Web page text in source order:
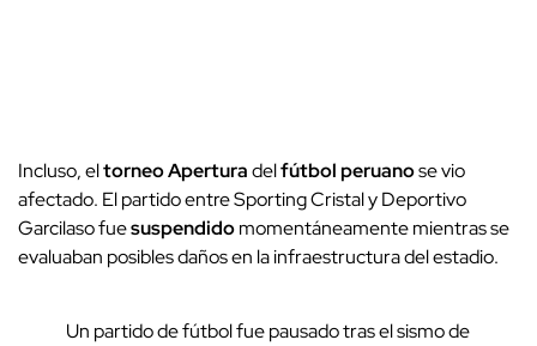
Incluso, eltorneo Aperturadelfútbol peruanose vio
afectado. El partido entre Sporting Cristal y Deportivo
Garcilaso fuesuspendidomomentáneamente mientras se
evaluaban posibles daños en la infraestructura del estadio.
Un partido de fútbol fue pausado tras el sismo de